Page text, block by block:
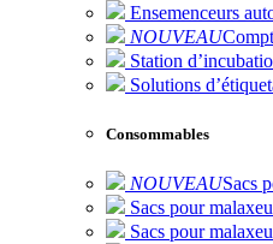
Ensemenceurs
NOUVEAU
Station
Solutions
Consommables
NOUVEAUSacs
Sacs pour
Sacs pour